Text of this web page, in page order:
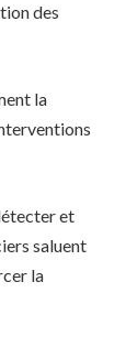
des
la
et
saluent
la